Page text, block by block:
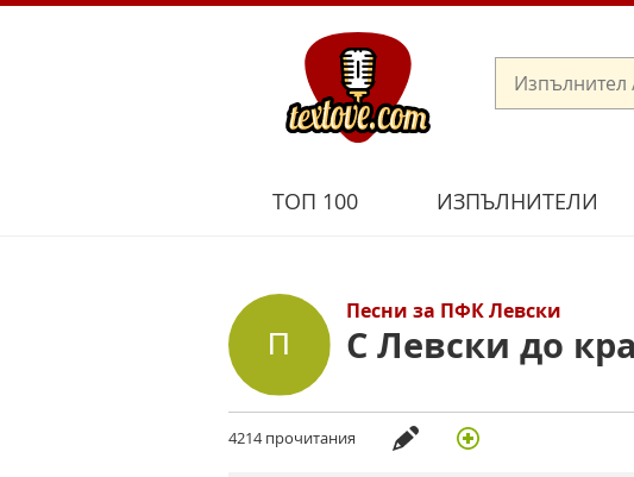
ТОП 100 ИЗПЪЛНИТЕЛИ
Песни за ПФК Левски
С Левски до
4214 прочитания